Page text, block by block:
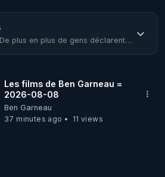
De plus en plus de gens déclarent le décès soudain de proches...
Les films de Ben Garneau =
2026-08-08
Ben Garneau
37 minutes ago
11 views